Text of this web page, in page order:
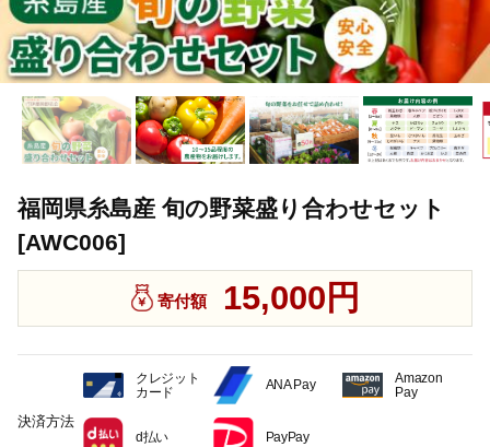
福岡県糸島産 旬の野菜盛り合わせセット
[AWC006]
寄付額 15,000円
決済方法
クレジット
カード
ANA Pay
Amazon
Pay
d払い PayPay